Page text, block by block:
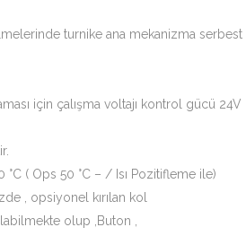
turnike ana mekanizma serbest
için çalışma voltajı kontrol gücü 24V
°C ( Ops 50 °C – / Isı Pozitifleme ile)
, opsiyonel kırılan kol
olup ,Buton ,